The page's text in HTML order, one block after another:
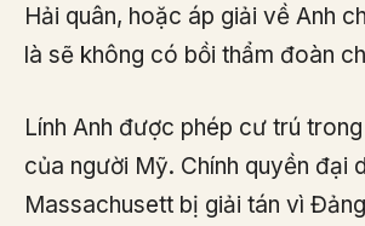
Hải quân, hoặc áp giải về Anh
là sẽ không có bồi thẩm đoàn
Lính Anh được phép cư trú
của người Mỹ. Chính quyền đại
Massachusett bị giải tán vì